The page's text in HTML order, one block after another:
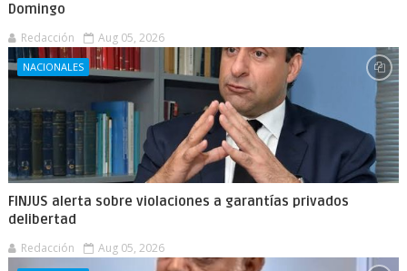
Domingo
Redacción Aug 05, 2026
NACIONALES
FINJUS alerta sobre violaciones a garantías privados
delibertad
Redacción Aug 05, 2026